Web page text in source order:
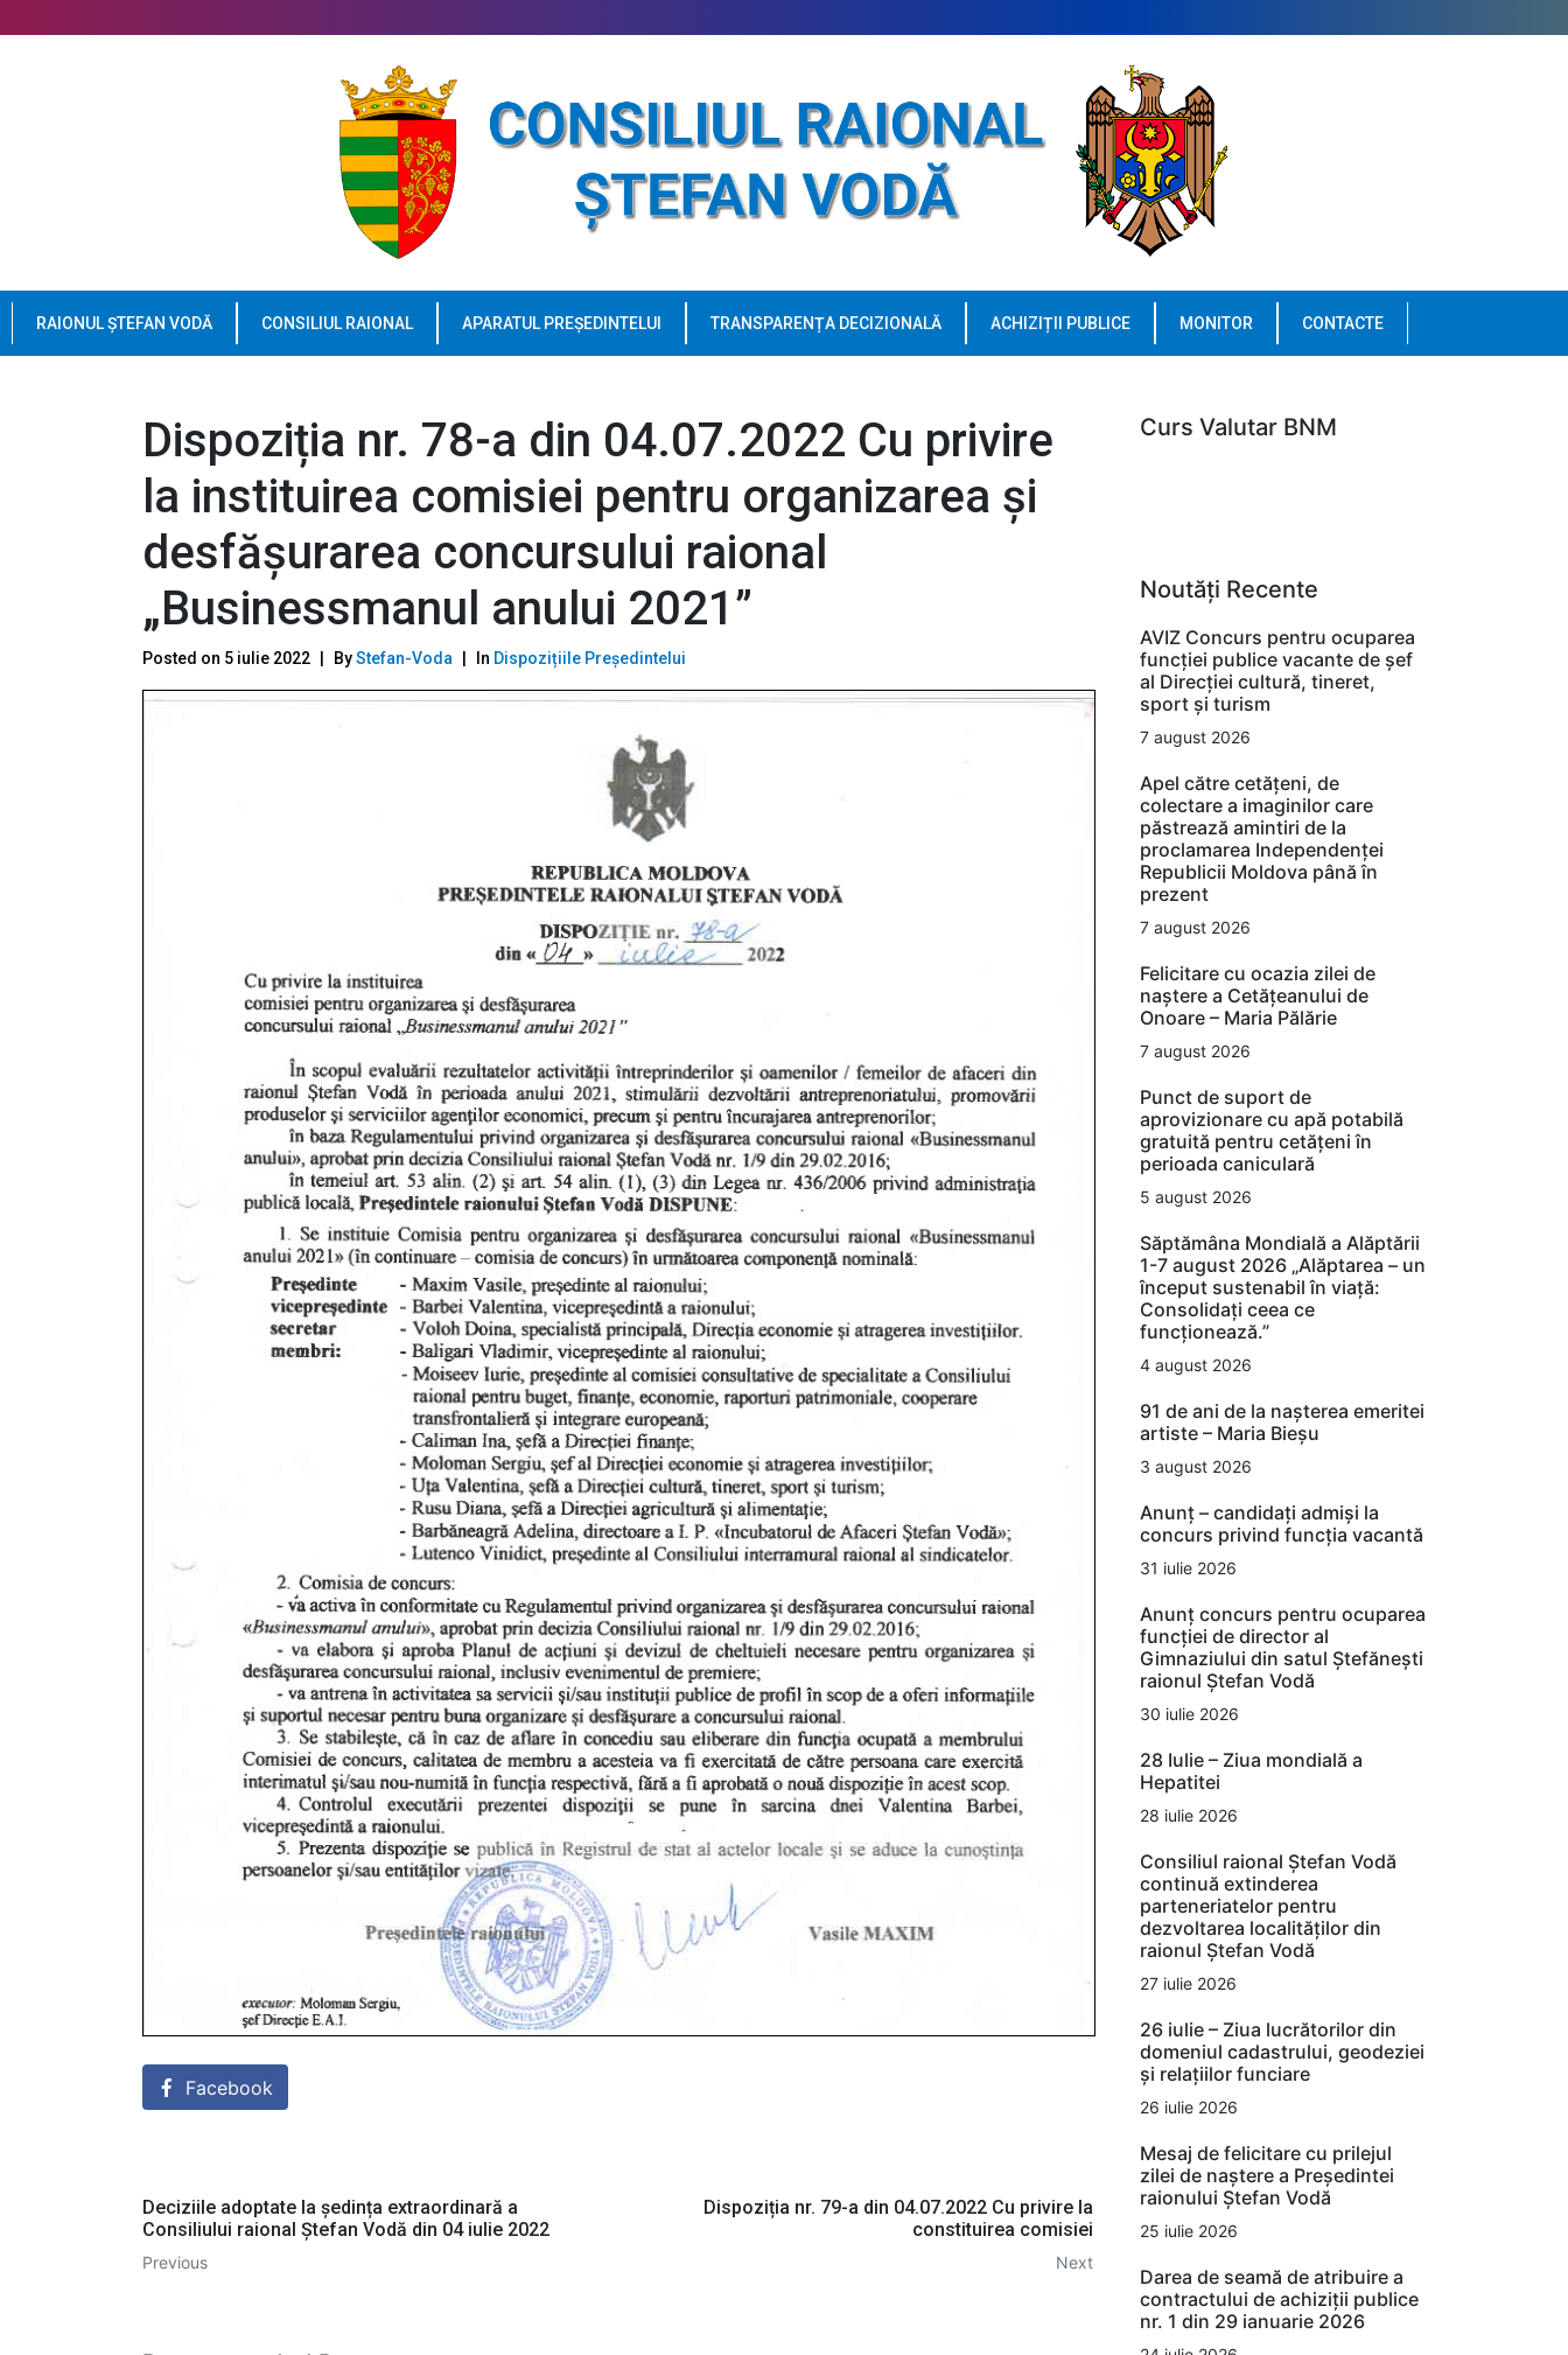
RAIONUL ȘTEFAN VODĂ CONSILIUL RAIONAL APARATUL PREȘEDINTELUI TRANSPARENȚA DECIZIONALĂ ACHIZIȚII PUBLICE MONITOR CONTACTE
Dispoziția nr. 78-a din 04.07.2022 Cu privire
la instituirea comisiei pentru organizarea și
desfășurarea concursului raional
„Businessmanul anului 2021”
Posted on 5 iulie 2022 ByStefan-Voda In Dispozițiile Președintelui
Facebook
Deciziile adoptate la ședința extraordinară a
Consiliului raional Ștefan Vodă din 04 iulie 2022
Previous
Dispoziția nr. 79-a din 04.07.2022 Cu privire la
constituirea comisiei
Next
Curs Valutar BNM
Noutăți Recente
AVIZ Concurs pentru ocuparea
funcţiei publice vacante de şef
al Direcţiei cultură, tineret,
sport şi turism
7 august 2026
Apel către cetățeni, de
colectare a imaginilor care
păstrează amintiri de la
proclamarea Independenței
Republicii Moldova până în
prezent
7 august 2026
Felicitare cu ocazia zilei de
naștere a Cetățeanului de
Onoare – Maria Pălărie
7 august 2026
Punct de suport de
aprovizionare cu apă potabilă
gratuită pentru cetățeni în
perioada caniculară
5 august 2026
Săptămâna Mondială a Alăptării
1-7 august 2026 „Alăptarea – un
început sustenabil în viață:
Consolidați ceea ce
funcționează.”
4 august 2026
91 de ani de la nașterea emeritei
artiste – Maria Bieșu
3 august 2026
Anunț – candidați admiși la
concurs privind funcția vacantă
31 iulie 2026
Anunț concurs pentru ocuparea
funcției de director al
Gimnaziului din satul Ștefănești
raionul Ștefan Vodă
30 iulie 2026
28 Iulie – Ziua mondială a
Hepatitei
28 iulie 2026
Consiliul raional Ștefan Vodă
continuă extinderea
parteneriatelor pentru
dezvoltarea localităților din
raionul Ștefan Vodă
27 iulie 2026
26 iulie – Ziua lucrătorilor din
domeniul cadastrului, geodeziei
și relațiilor funciare
26 iulie 2026
Mesaj de felicitare cu prilejul
zilei de naștere a Președintei
raionului Ștefan Vodă
25 iulie 2026
Darea de seamă de atribuire a
contractului de achiziții publice
nr. 1 din 29 ianuarie 2026